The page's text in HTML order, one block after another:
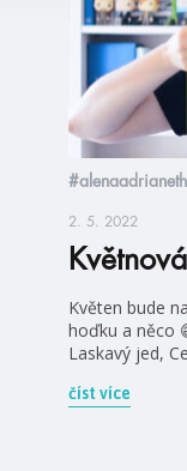
2. 5. 2022
Květen bude
hoďku a něco
Laskavý jed,
číst více